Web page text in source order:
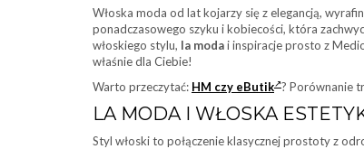
Włoska moda od lat kojarzy się z elegancją,
ponadczasowego szyku i kobiecości, która
włoskiego stylu, la modai inspiracje prosto z
właśnie dla Ciebie!
Warto przeczytać: HM czy eButik ? Porównanie
LA MODA I WŁOSKA
Styl włoski to połączenie klasycznej prostoty z